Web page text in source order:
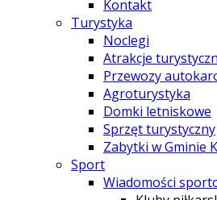
Kontakt
Turystyka
Noclegi
Atrakcje
Przewozy
Agroturystyka
Domki letniskowe
Sprzęt turystyczny
Zabytki w Gminie
Sport
Wiadomości